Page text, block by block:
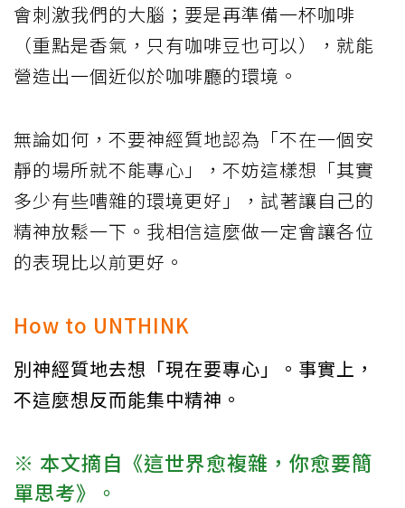
會刺激我們的大腦；要是再準備一杯咖啡
（重點是香氣，只有咖啡豆也可以），就能
營造出一個近似於咖啡廳的環境。
無論如何，不要神經質地認為「不在一個安
靜的場所就不能專心」，不妨這樣想「其實
多少有些嘈雜的環境更好」，試著讓自己的
精神放鬆一下。我相信這麼做一定會讓各位
的表現比以前更好。
How to UNTHINK
別神經質地去想「現在要專心」。事實上，
不這麼想反而能集中精神。
※ 本文摘自《這世界愈複雜，你愈要簡
單思考》。